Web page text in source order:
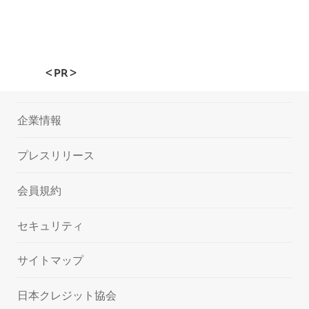
＜PR＞
企業情報
プレスリリース
会員規約
セキュリティ
サイトマップ
日本クレジット協会